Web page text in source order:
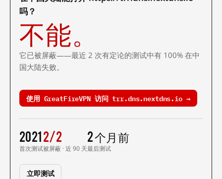
吗？
不能。
它已被屏蔽——最近 2 次有定论的测试中有 100% 在中
国大陆失败。
使用 GreatFireVPN 访问 trr.dns.nextdns.io →
2021
首次测试
2/2
被屏蔽 · 近 90 天
2 个月前
最后测试
立即测试